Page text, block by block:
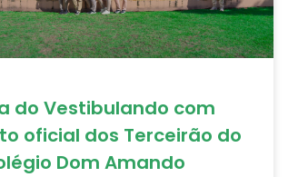
do Vestibulando com
oficial dos Terceirão do
Dom Amando